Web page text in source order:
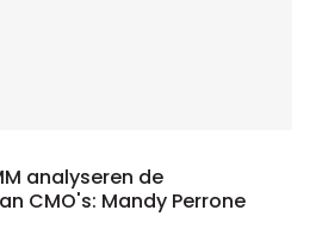
analyseren de
CMO's: Mandy Perrone